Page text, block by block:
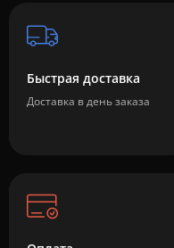
Быстрая доставка
Доставка в день заказа